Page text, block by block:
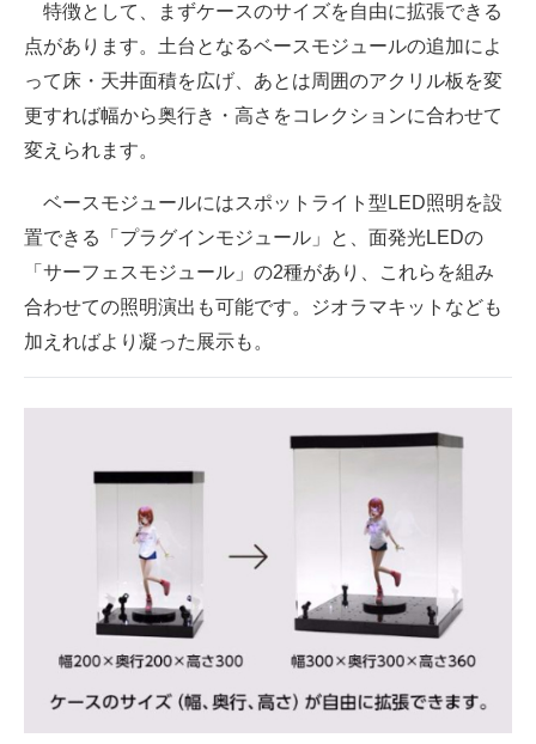
企業向けIT製品の総合サイト
IT製品の技術・比較・事例
製造業のIT導入・活用を支援
エレクトロニクス専門サイト
電子設計の基本と応用
エネルギーの専門メディア
建設×テクノロジーの最前線
特徴として、まずケースのサイズを自由に拡張できる
点があります。土台となるベースモジュールの追加によ
って床・天井面積を広げ、あとは周囲のアクリル板を変
更すれば幅から奥行き・高さをコレクションに合わせて
変えられます。
ベースモジュールにはスポットライト型LED照明を設
置できる「プラグインモジュール」と、面発光LEDの
「サーフェスモジュール」の2種があり、これらを組み
合わせての照明演出も可能です。ジオラマキットなども
加えればより凝った展示も。